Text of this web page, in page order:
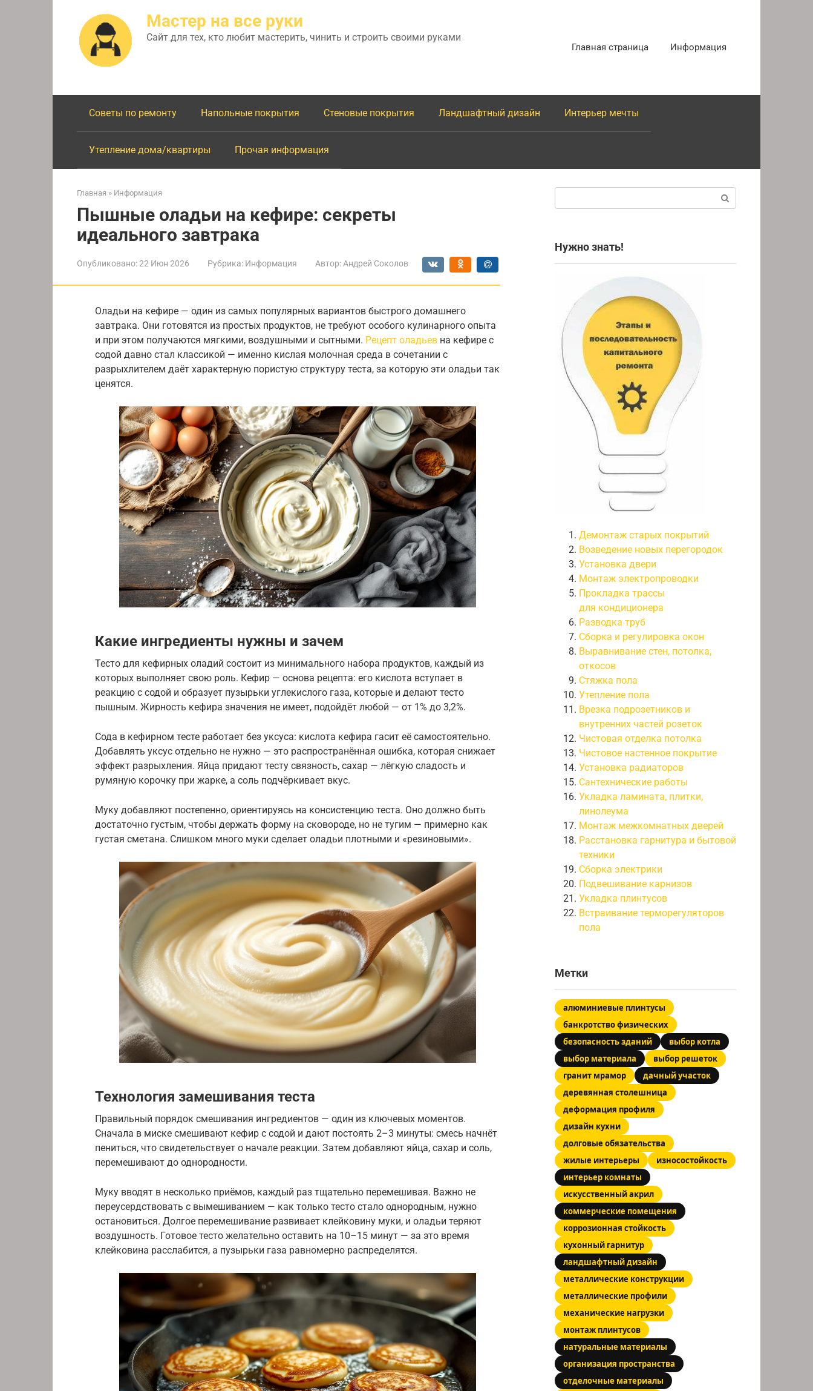
Мастер на все руки
Сайт для тех, кто любит мастерить, чинить и строить своими руками
Главная страница Информация
Советы по ремонту Напольные покрытия Стеновые покрытия Ландшафтный дизайн Интерьер мечты
Утепление дома/квартиры Прочая информация
Главная » Информация
Пышные оладьи на кефире: секреты
идеального завтрака
Опубликовано:22 Июн 2026 Рубрика: Информация Автор: Андрей Соколов
Оладьи на кефире — один из самых популярных вариантов быстрого домашнего
завтрака. Они готовятся из простых продуктов, не требуют особого кулинарного опыта
и при этом получаются мягкими, воздушными и сытными. Рецепт оладьев на кефире с
содой давно стал классикой — именно кислая молочная среда в сочетании с
разрыхлителем даёт характерную пористую структуру теста, за которую эти оладьи так
ценятся.
Какие ингредиенты нужны и зачем
Тесто для кефирных оладий состоит из минимального набора продуктов, каждый из
которых выполняет свою роль. Кефир — основа рецепта: его кислота вступает в
реакцию с содой и образует пузырьки углекислого газа, которые и делают тесто
пышным. Жирность кефира значения не имеет, подойдёт любой — от 1% до 3,2%.
Сода в кефирном тесте работает без уксуса: кислота кефира гасит её самостоятельно.
Добавлять уксус отдельно не нужно — это распространённая ошибка, которая снижает
эффект разрыхления. Яйца придают тесту связность, сахар — лёгкую сладость и
румяную корочку при жарке, а соль подчёркивает вкус.
Муку добавляют постепенно, ориентируясь на консистенцию теста. Оно должно быть
достаточно густым, чтобы держать форму на сковороде, но не тугим — примерно как
густая сметана. Слишком много муки сделает оладьи плотными и «резиновыми».
Технология замешивания теста
Правильный порядок смешивания ингредиентов — один из ключевых моментов.
Сначала в миске смешивают кефир с содой и дают постоять 2–3 минуты: смесь начнёт
пениться, что свидетельствует о начале реакции. Затем добавляют яйца, сахар и соль,
перемешивают до однородности.
Муку вводят в несколько приёмов, каждый раз тщательно перемешивая. Важно не
переусердствовать с вымешиванием — как только тесто стало однородным, нужно
остановиться. Долгое перемешивание развивает клейковину муки, и оладьи теряют
воздушность. Готовое тесто желательно оставить на 10–15 минут — за это время
клейковина расслабится, а пузырьки газа равномерно распределятся.
Нужно знать!
Демонтаж старых покрытий
Возведение новых перегородок
Установка двери
Монтаж электропроводки
Прокладка трассы
для кондиционера
Разводка труб
Сборка и регулировка окон
Выравнивание стен, потолка,
откосов
Стяжка пола
Утепление пола
Врезка подрозетников и
внутренних частей розеток
Чистовая отделка потолка
Чистовое настенное покрытие
Установка радиаторов
Сантехнические работы
Укладка ламината, плитки,
линолеума
Монтаж межкомнатных дверей
Расстановка гарнитура и бытовой
техники
Сборка электрики
Подвешивание карнизов
Укладка плинтусов
Встраивание терморегуляторов
пола
Метки
алюминиевые плинтусы
банкротство физических
безопасность зданий
выбор котла
выбор материала
выбор решеток
гранит мрамор
дачный участок
деревянная столешница
деформация профиля
дизайн кухни
долговые обязательства
жилые интерьеры
износостойкость
интерьер комнаты
искусственный акрил
коммерческие помещения
коррозионная стойкость
кухонный гарнитур
ландшафтный дизайн
металлические конструкции
металлические профили
механические нагрузки
монтаж плинтусов
натуральные материалы
организация пространства
отделочные материалы